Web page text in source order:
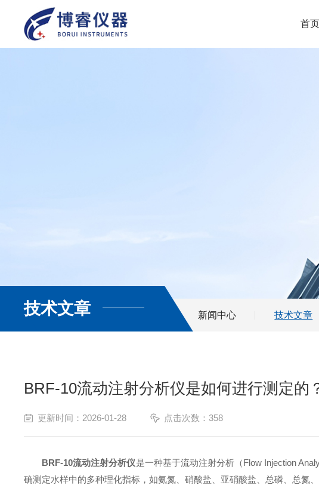
首页
技术文章 新闻中心 技术文章
BRF-10流动注射分析仪是如何进行测定的
更新时间：2026-01-28 点击次数：358
BRF-10流动注射分析仪是一种基于流动注射分析（Flow Injection
确测定水样中的多种理化指标，如氨氮、硝酸盐、亚硝酸盐、总磷、总氮